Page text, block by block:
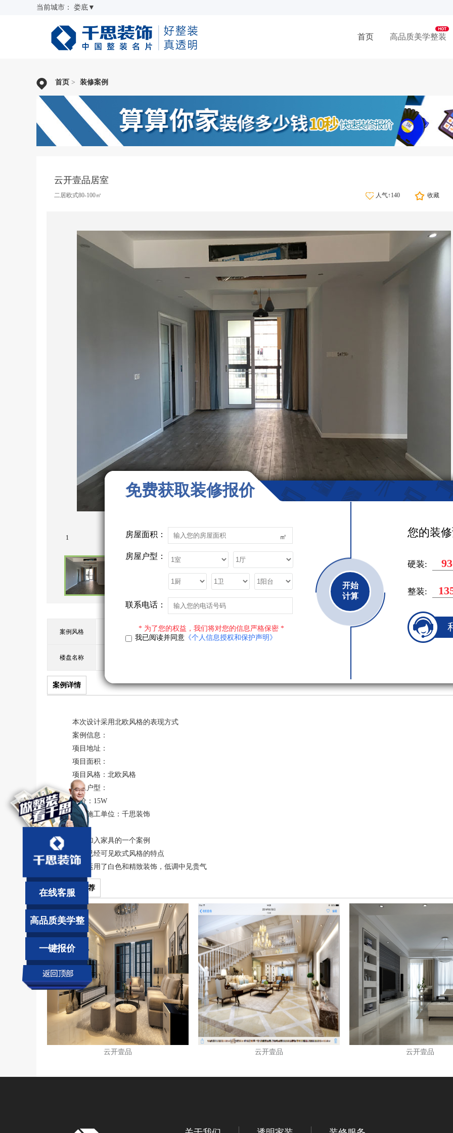
当前城市： 娄底 ▼
首页 高品质美学整装
首页 > 装修案例
云开壹品居室
二居欧式80-100㎡ 人气↑140 收藏
1
案例风格 欧式 案例户型 80-100㎡
楼盘名称
案例详情
本次设计采用北欧风格的表现方式
案例信息：
项目地址：
项目面积：
项目风格： 北欧风格
项目户型：
造价：15W
设计施工单位：千思装饰
尚未加入家具的一个案例
但是已经可见欧式风格的特点
大量运用了白色和精致装饰，低调中见贵气
相关案例推荐
云开壹品 云开壹品 云开壹品
在线客服
高品质美学整
装
一键报价
免费获取装修报价
房屋面积： ㎡
房屋户型：
联系电话：
* 为了您的权益，我们将对您的信息严格保密 *
我已阅读并同意《个人信息授权和保护声明》
开始
计算
您的装
硬装:
整装: